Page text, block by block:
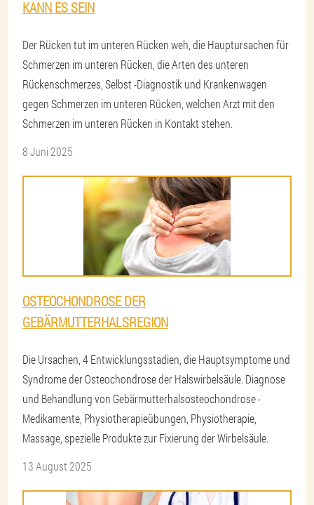
KANN ES SEIN
Der Rücken tut im unteren Rücken weh, die Hauptursachen für
Schmerzen im unteren Rücken, die Arten des unteren
Rückenschmerzes, Selbst -Diagnostik und Krankenwagen
gegen Schmerzen im unteren Rücken, welchen Arzt mit den
Schmerzen im unteren Rücken in Kontakt stehen.
8 Juni 2025
OSTEOCHONDROSE DER
GEBÄRMUTTERHALSREGION
Die Ursachen, 4 Entwicklungsstadien, die Hauptsymptome und
Syndrome der Osteochondrose der Halswirbelsäule. Diagnose
und Behandlung von Gebärmutterhalsosteochondrose -
Medikamente, Physiotherapieübungen, Physiotherapie,
Massage, spezielle Produkte zur Fixierung der Wirbelsäule.
13 August 2025